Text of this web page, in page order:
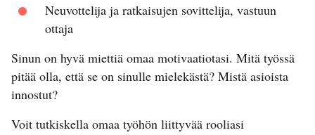
Neuvottelija ja ratkaisujen sovittelija, vastuun
ottaja
Sinun on hyvä miettiä omaa motivaatiotasi. Mitä työssä
pitää olla, että se on sinulle mielekästä? Mistä asioista
innostut?
Voit tutkiskella omaa työhön liittyvää rooliasi